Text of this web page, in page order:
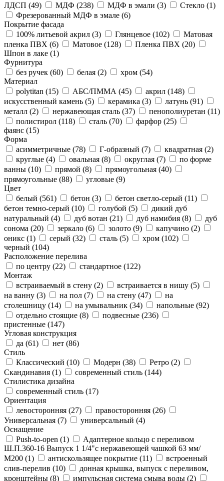
ЛДСП (49) МДФ (238) МДФ в эмали (3) Стекло (1)
Фрезерованный МДФ в эмале (6)
Покрытие фасада
100% литьевой акрил (3) Глянцевое (102)
Матовая
пленка ПВХ (6) Матовое (128) Пленка ПВХ (20)
Шпон в лаке (1)
Фурнитура
без ручек (60) белая (2) хром (54)
Материал
polytitan (15) АБС/ПММА (45) акрил (148)
искусственный камень (5) керамика (3) латунь (91)
металл (2) нержавеющая сталь (37) пенополиуретан (11)
полистирол (118) сталь (70) фарфор (25)
фаянс (15)
Форма
асимметричные (78) Г-образный (7) квадратная (2)
круглые (4) овальная (8) округлая (7)
по форме
ванны (10) прямой (8) прямоугольная (40)
прямоугольные (88) угловые (9)
Цвет
белый (561) бетон (3) бетон светло-серый (11)
бетон темно-серый (10) голубой (5)
дикий дуб
натуральный (4) дуб вотан (21) дуб намибия (8)
дуб
сонома (20) зеркало (6) золото (9) капучино (2)
оникс (1) серый (32) сталь (5) хром (102)
черный (104)
Расположение перелива
по центру (22) стандартное (122)
Монтаж
встраиваемый в стену (2) встраивается в нишу (5)
на ванну (3) на пол (7) на стену (47)
на
столешницу (14) на умывальник (34) напольные (92)
отдельно стоящие (8) подвесные (236)
пристенные (147)
Угловая конструкция
да (61) нет (86)
Стиль
Классический (10) Модерн (38) Ретро (2)
Скандинавия (1) современный стиль (144)
Стилистика дизайна
современный стиль (17)
Ориентация
левосторонняя (27) правосторонняя (26)
Универсальная (7) универсальный (4)
Оснащение
Push-to-open (1)
Адаптерное кольцо с переливом
Ш.П.360-16 Выпуск 1 1/4"с нержавеющей чашкой 63 мм/
М200 (1) антискользящее покрытие (11)
встроенный
слив-перелив (10)
донная крышка, выпуск с переливом,
кронштейны (8) импульсная система смыва воды (2)